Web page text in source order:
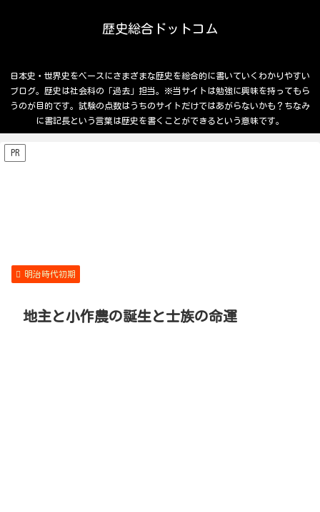
歴史総合ドットコム
日本史・世界史をベースにさまざまな歴史を総合的に書いていくわかりやすい
ブログ。歴史は社会科の「過去」担当。※当サイトは勉強に興味を持ってもら
うのが目的です。試験の点数はうちのサイトだけではあがらないかも？ちなみ
に書記長という言葉は歴史を書くことができるという意味です。
PR
明治時代初期
地主と小作農の誕生と士族の命運